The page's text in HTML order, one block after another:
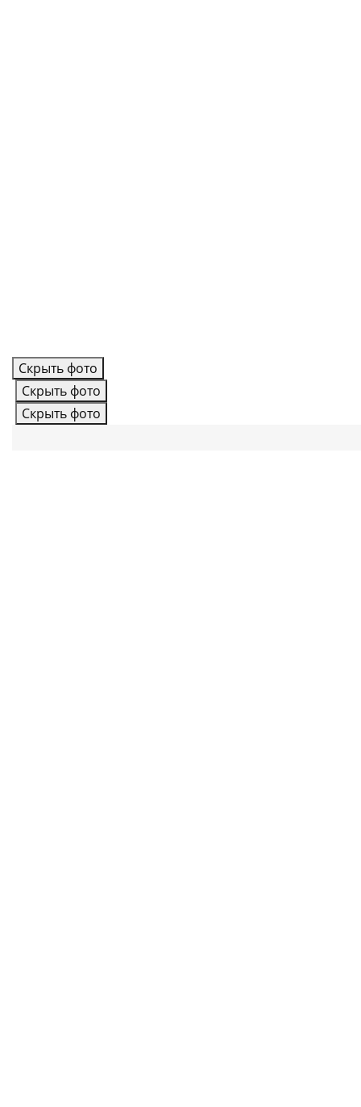
Скрыть фото
Скрыть фото
Скрыть фото